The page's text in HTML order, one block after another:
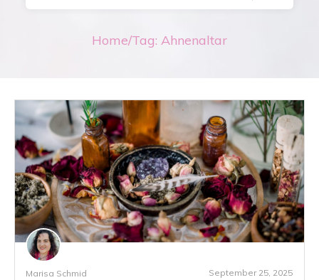
Home/Tag: Ahnenaltar
Marisa Schmid September 25, 2025